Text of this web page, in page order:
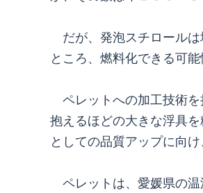
だが、発泡スチロールは
ところ、燃料化できる可
ペレットへの加工技術を
抱えるほどの大きな浮具
としての品質アップに向
ペレットは、愛媛県の温